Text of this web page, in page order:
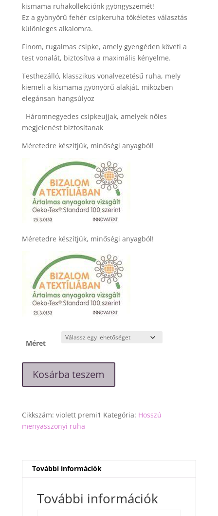
kismama ruhakollekciónk gyöngyszemét!
Ez a gyönyörű fehér csipkeruha tökéletes választás
különleges alkalomra.
Finom, rugalmas csipke, amely gyengéden követi a
test vonalát, biztosítva a maximális kényelme.
Testhezálló, klasszikus vonalvezetésű ruha, mely
kiemeli a kismama gyönyörű alakját, miközben
elegánsan hangsúlyoz
Háromnegyedes csipkeujjak, amelyek nőies
megjelenést biztosítanak
Méretedre készítjük, minőségi anyagból!
Méretedre készítjük, minőségi anyagból!
Méret
fehér
csipke
mennyiség
Kosárba teszem
Cikkszám: violett premi1 Kategória: Hosszú
menyasszonyi ruha
További információk
További információk